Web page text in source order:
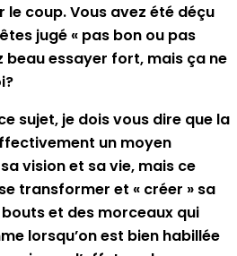
le coup. Vous avez été déçu
jugé « pas bon ou pas
beau essayer fort, mais ça ne
sujet, je dois vous dire que la
un moyen
vision et sa vie, mais ce
transformer et « créer » sa
et des morceaux qui
lorsqu’on est bien habillée